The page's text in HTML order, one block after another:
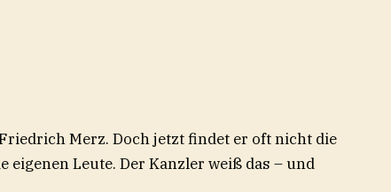
Merz. Doch jetzt findet er oft nicht die
Leute. Der Kanzler weiß das – und